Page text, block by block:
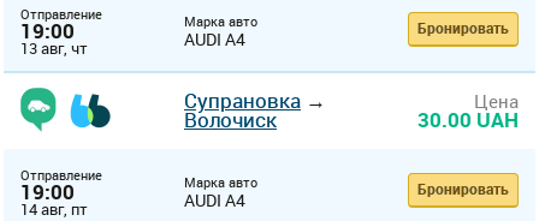
Отправление
19:00
13 авг, чт
Марка авто
AUDI A4 Бронировать
Супрановка →
Волочиск
Цена
30.00 UAH
Отправление
19:00
14 авг, пт
Марка авто
AUDI A4 Бронировать